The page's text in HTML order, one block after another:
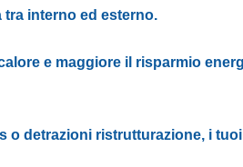
interno ed esterno.
e maggiore il risparmio
detrazioni ristrutturazione, i